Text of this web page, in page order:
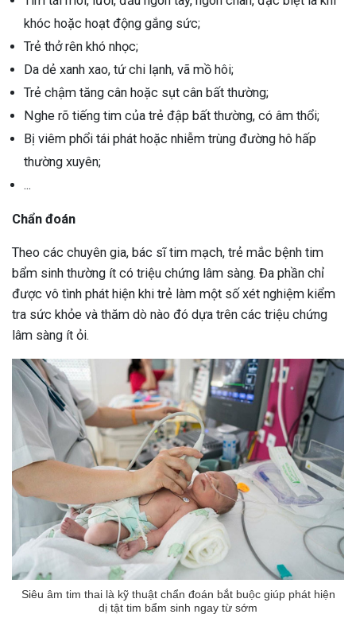
khóc hoặc hoạt động gắng sức;
Trẻ thở rên khó nhọc;
Da dẻ xanh xao, tứ chi lạnh, vã mồ hôi;
Trẻ chậm tăng cân hoặc sụt cân bất thường;
Nghe rõ tiếng tim của trẻ đập bất thường, có âm thổi;
Bị viêm phổi tái phát hoặc nhiễm trùng đường hô hấp
thường xuyên;
...
Chẩn đoán
Theo các chuyên gia, bác sĩ tim mạch, trẻ mắc bệnh tim
bẩm sinh thường ít có triệu chứng lâm sàng. Đa phần chỉ
được vô tình phát hiện khi trẻ làm một số xét nghiệm kiểm
tra sức khỏe và thăm dò nào đó dựa trên các triệu chứng
lâm sàng ít ỏi.
Siêu âm tim thai là kỹ thuật chẩn đoán bắt buộc giúp phát hiện
dị tật tim bẩm sinh ngay từ sớm